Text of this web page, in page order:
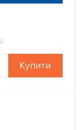
Купити